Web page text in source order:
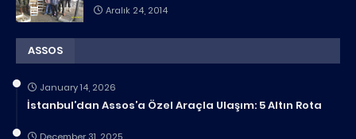
Aralık 24, 2014
ASSOS
January 14, 2026
İstanbul’dan Assos’a Özel Araçla Ulaşım: 5 Altın Rota